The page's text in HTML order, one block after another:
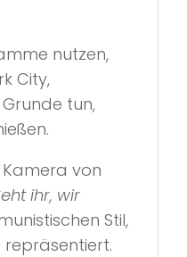
nutzen,
City,
tun,
Kamera von
ihr, wir
Stil,